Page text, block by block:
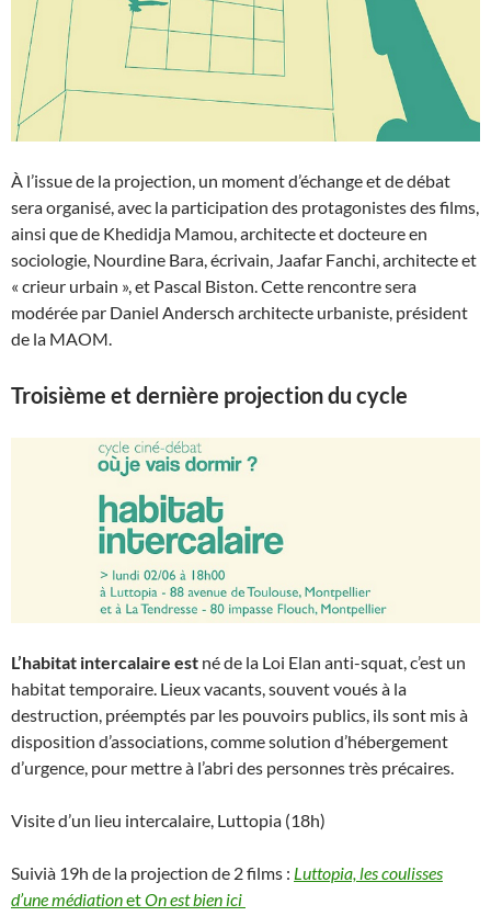
À l’issue de la projection, un moment d’échange et de débat
sera organisé, avec la participation des protagonistes des films,
ainsi que de Khedidja Mamou, architecte et docteure en
sociologie, Nourdine Bara, écrivain, Jaafar Fanchi, architecte et
« crieur urbain », et Pascal Biston. Cette rencontre sera
modérée par Daniel Andersch architecte urbaniste, président
de la MAOM.
Troisième et dernière projection du cycle
L’habitat intercalaire est né de la Loi Elan anti-squat, c’est un
habitat temporaire. Lieux vacants, souvent voués à la
destruction, préemptés par les pouvoirs publics, ils sont mis à
disposition d’associations, comme solution d’hébergement
d’urgence, pour mettre à l’abri des personnes très précaires.
Visite d’un lieu intercalaire, Luttopia (18h)
Suivià 19h de la projection de 2 films : Luttopia, les coulisses
d’une médiationetOn est bien ici